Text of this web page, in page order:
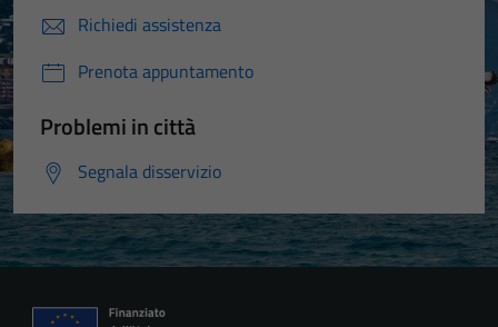
Richiedi assistenza
Prenota appuntamento
Problemi in città
Segnala disservizio